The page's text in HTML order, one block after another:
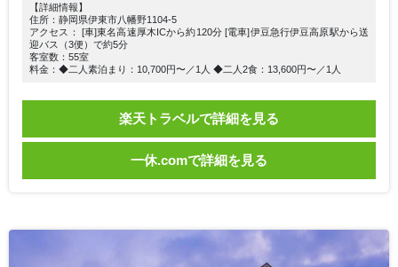
【詳細情報】
住所：静岡県伊東市八幡野1104-5
アクセス： [車]東名高速厚木ICから約120分 [電車]伊豆急行伊豆高原駅から送
迎バス（3便）で約5分
客室数：55室
料金：◆二人素泊まり：10,700円〜／1人 ◆二人2食：13,600円〜／1人
楽天トラベルで詳細を見る
一休.comで詳細を見る